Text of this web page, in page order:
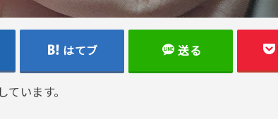
はてブ 送る
います。